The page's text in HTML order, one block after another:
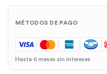
MÉTODOS DE PAGO
Hasta 6 meses sin intereses